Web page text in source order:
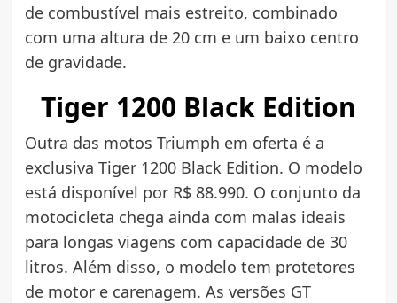
de combustível mais estreito, combinado
com uma altura de 20 cm e um baixo centro
de gravidade.
Tiger 1200 Black Edition
Outra das motos Triumph em oferta é a
exclusiva Tiger 1200 Black Edition. O modelo
está disponível por R$ 88.990. O conjunto da
motocicleta chega ainda com malas ideais
para longas viagens com capacidade de 30
litros. Além disso, o modelo tem protetores
de motor e carenagem. As versões GT